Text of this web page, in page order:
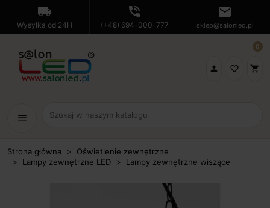
local_shipping
Wysyłka od 24H
phone_in_talk
(+48) 694-000-777
mail
sklep@salonled.pl
 favorite_border shopping_cart
0
menu
Strona główna
Oświetlenie zewnętrzne
Lampy zewnętrzne LED
Lampy zewnętrzne wiszące